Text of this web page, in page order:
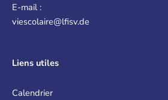
E-mail :
viescolaire@lfisv.de
Liens utiles
Calendrier